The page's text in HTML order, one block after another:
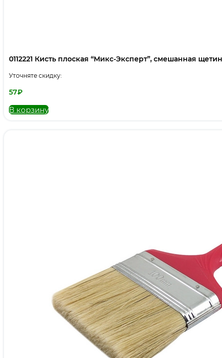
0112221 Кисть плоская “Микс-Эксперт”, смешанная
Уточняте скидку:
57₽
В корзину